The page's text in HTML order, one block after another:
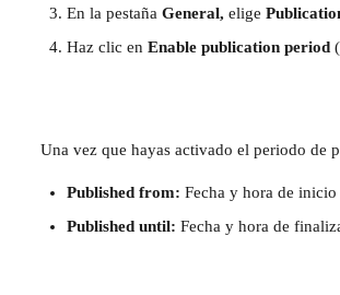
En la pestaña General, elige
Haz clic en Enable publication period
Una vez que hayas activado el periodo de
Published from: Fecha y hora de inicio
Published until: Fecha y hora de